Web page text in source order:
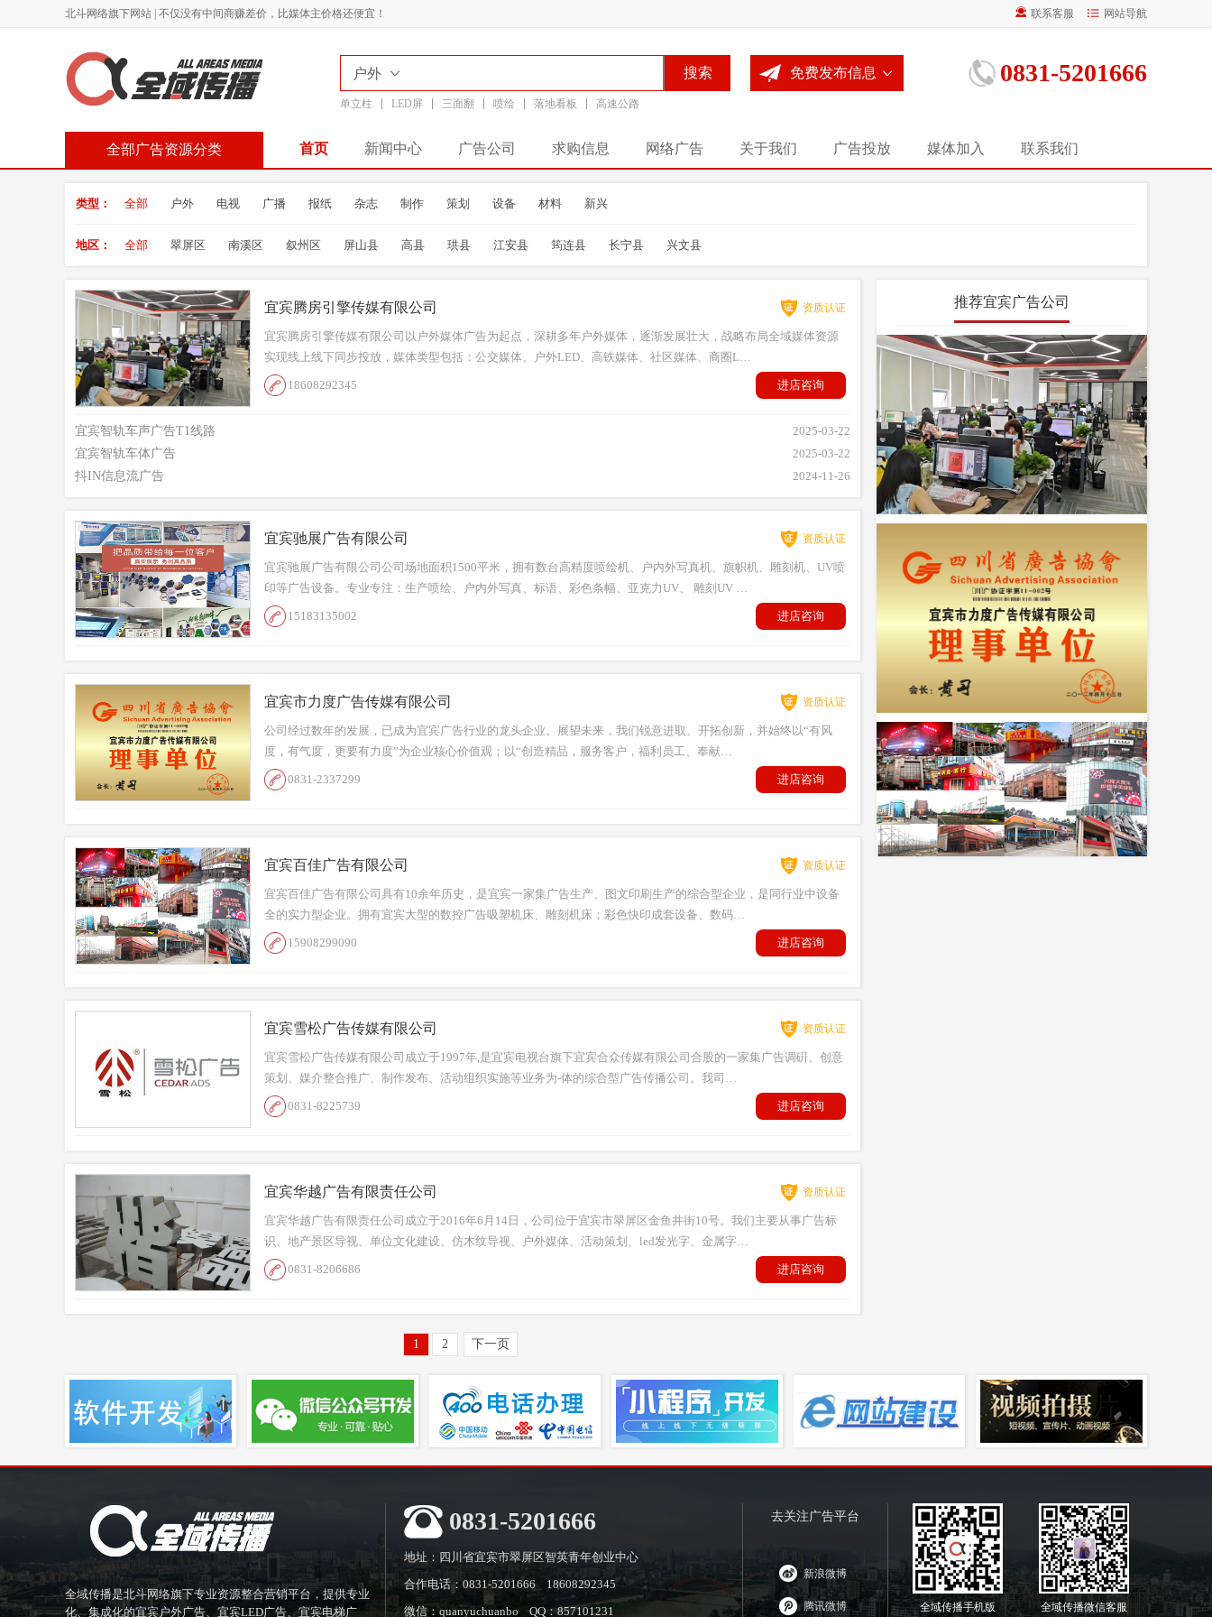
北斗网络旗下网站 | 不仅没有中间商赚差价，比媒体主价格还便宜！ 联系客服 网站导航
户外 搜索
单立柱 LED屏 三面翻 喷绘 落地看板 高速公路
免费发布信息 0831-5201666
全部广告资源分类 首页 新闻中心 广告公司 求购信息 网络广告 关于我们 广告投放 媒体加入 联系我们
类型： 全部 户外 电视 广播 报纸 杂志 制作 策划 设备 材料 新兴
地区： 全部 翠屏区 南溪区 叙州区 屏山县 高县 珙县 江安县 筠连县 长宁县 兴文县
宜宾腾房引擎传媒有限公司 资质认证
宜宾腾房引擎传媒有限公司以户外媒体广告为起点，深耕多年户外媒体，逐渐发展壮大，战略布局全域媒体资源
实现线上线下同步投放，媒体类型包括：公交媒体、户外LED、高铁媒体、社区媒体、商圈L…
18608292345 进店咨询
宜宾智轨车声广告T1线路
2025-03-22
宜宾智轨车体广告
2025-03-22
抖IN信息流广告
2024-11-26
宜宾驰展广告有限公司 资质认证
宜宾驰展广告有限公司公司场地面积1500平米，拥有数台高精度喷绘机、户内外写真机、旗帜机、雕刻机、UV喷
印等广告设备。专业专注：生产喷绘、户内外写真、标语、彩色条幅、亚克力UV、 雕刻UV …
15183135002 进店咨询
宜宾市力度广告传媒有限公司 资质认证
公司经过数年的发展，已成为宜宾广告行业的龙头企业。展望未来，我们锐意进取、开拓创新，并始终以“有风
度，有气度，更要有力度”为企业核心价值观；以“创造精品，服务客户，福利员工、奉献…
0831-2337299 进店咨询
宜宾百佳广告有限公司 资质认证
宜宾百佳广告有限公司具有10余年历史，是宜宾一家集广告生产、图文印刷生产的综合型企业，是同行业中设备
全的实力型企业。拥有宜宾大型的数控广告吸塑机床、雕刻机床；彩色快印成套设备、数码…
15908299090 进店咨询
宜宾雪松广告传媒有限公司 资质认证
宜宾雪松广告传媒有限公司成立于1997年,是宜宾电视台旗下宜宾合众传媒有限公司合股的一家集广告调硏、创意
策划、媒介整合推广、制作发布、活动组织实施等业务为-体的综合型广告传播公司。我司…
0831-8225739 进店咨询
宜宾华越广告有限责任公司 资质认证
宜宾华越广告有限责任公司成立于2016年6月14日，公司位于宜宾市翠屏区金鱼井街10号。我们主要从事广告标
识、地产景区导视、单位文化建设、仿木纹导视、户外媒体、活动策划、led发光字、金属字…
0831-8206686 进店咨询
1 2 下一页
推荐宜宾广告公司
全域传播是北斗网络旗下专业资源整合营销平台，提供专业
化、集成化的宜宾户外广告、宜宾LED广告、宜宾电梯广
0831-5201666
地址：四川省宜宾市翠屏区智英青年创业中心
合作电话：0831-5201666 18608292345
微信：quanyuchuanbo QQ：857101231
去关注广告平台
新浪微博
腾讯微博 全域传播手机版 全域传播微信客服